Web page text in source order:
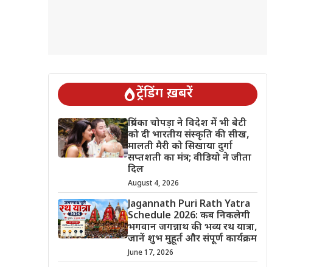
ट्रेंडिंग ख़बरें
प्रियंका चोपड़ा ने विदेश में भी बेटी
को दी भारतीय संस्कृति की सीख,
मालती मैरी को सिखाया दुर्गा
सप्तशती का मंत्र; वीडियो ने जीता
दिल
August 4, 2026
Jagannath Puri Rath Yatra
Schedule 2026: कब निकलेगी
भगवान जगन्नाथ की भव्य रथ यात्रा,
जानें शुभ मुहूर्त और संपूर्ण कार्यक्रम
June 17, 2026